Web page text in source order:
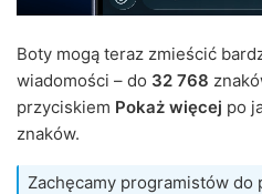
Boty mogą teraz zmieścić
wiadomości – do 32 768
przyciskiem Pokaż więcej po
znaków.
Zachęcamy programistów do